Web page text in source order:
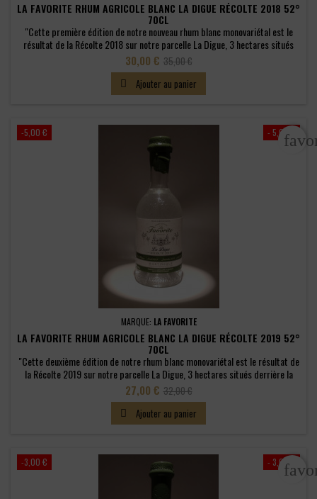
LA FAVORITE RHUM AGRICOLE BLANC LA DIGUE RÉCOLTE 2018 52°
70CL
"Cette première édition de notre nouveau rhum blanc monovariétal est le
résultat de la Récolte 2018 sur notre parcelle La Digue, 3 hectares situés
derrière la Distillerie, en bordure de rivière. Créée en 1959, la Canne Roseau
a été sélectionnée pour son adaptation au sol de notre île aux fleurs. Variété
emblématique de la Martinique, elle est plébiscitée...
Prix
30,00 € Prix
base
35,00 €
 Ajouter au panier
- 5,00 €
-5,00 €
MARQUE: LA FAVORITE
LA FAVORITE RHUM AGRICOLE BLANC LA DIGUE RÉCOLTE 2019 52°
70CL
"Cette deuxième édition de notre rhum blanc monovariétal est le résultat de
la Récolte 2019 sur notre parcelle La Digue, 3 hectares situés derrière la
Distillerie, en bordure de rivière. Créée en 1959, la Canne Roseau a été
sélectionnée pour son adaptation au sol de notre île aux fleurs. Variété
emblématique de la Martinique, elle est plébiscitée par...
Prix
27,00 € Prix
base
32,00 €
 Ajouter au panier
- 3,00 €
-3,00 €